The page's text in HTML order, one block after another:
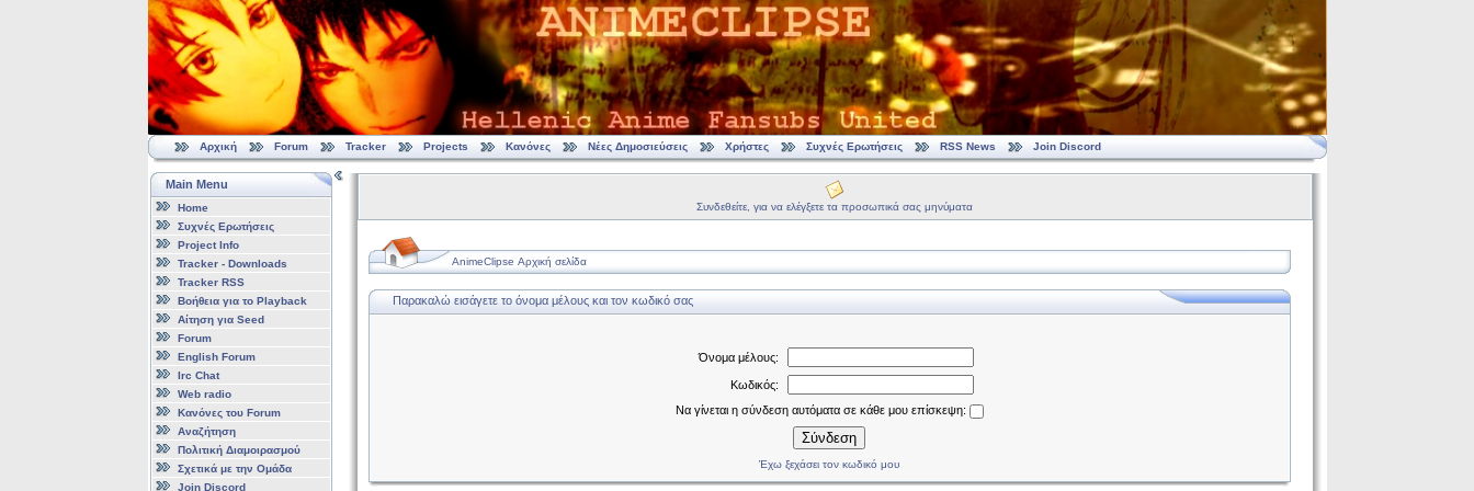
Αρχική Forum Tracker Projects Κανόνες Νέες Δημοσιεύσεις Χρήστες Συχνές Ερωτήσεις RSS News Join Discord
Main Menu
Home
Συχνές Ερωτήσεις
Project Info
Tracker - Downloads
Tracker RSS
Βοήθεια για το Playback
Αίτηση για Seed
Forum
English Forum
Irc Chat
Web radio
Κανόνες του Forum
Αναζήτηση
Πολιτική Διαμοιρασμού
Σχετικά με την Ομάδα
Join Discord
Συνδεθείτε, για να ελέγξετε τα προσωπικά σας μηνύματα
AnimeClipse Αρχική σελίδα
Παρακαλώ εισάγετε το όνομα μέλους και τον κωδικό σας
Όνομα μέλους:
Κωδικός:
Να γίνεται η σύνδεση αυτόματα σε κάθε μου επίσκεψη:
Σύνδεση
Έχω ξεχάσει τον κωδικό μου